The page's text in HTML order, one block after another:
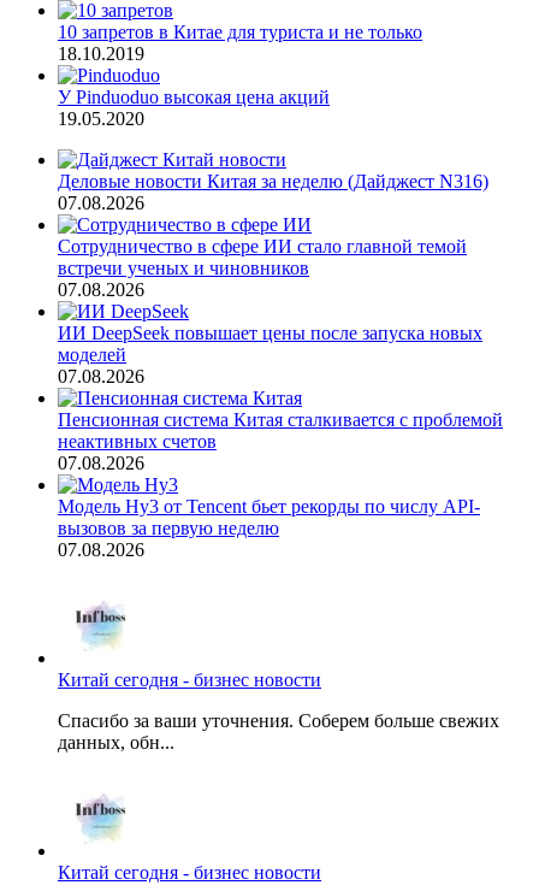
10 запретов в Китае для туриста и не только
18.10.2019
У Pinduoduo высокая цена акций
19.05.2020
Деловые новости Китая за неделю (Дайджест N316)
07.08.2026
Сотрудничество в сфере ИИ стало главной темой
встречи ученых и чиновников
07.08.2026
ИИ DeepSeek повышает цены после запуска новых
моделей
07.08.2026
Пенсионная система Китая сталкивается с проблемой
неактивных счетов
07.08.2026
Модель Hy3 от Tencent бьет рекорды по числу API-
вызовов за первую неделю
07.08.2026
Китай сегодня - бизнес новости
Спасибо за ваши уточнения. Соберем больше свежих
данных, обн...
Китай сегодня - бизнес новости